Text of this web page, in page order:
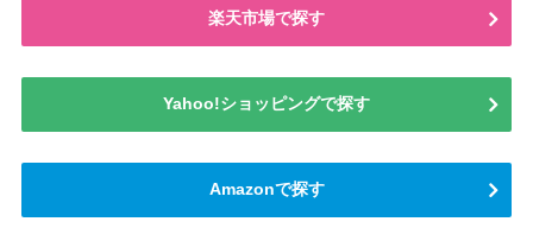
楽天市場で探す
Yahoo!ショッピングで探す
Amazonで探す